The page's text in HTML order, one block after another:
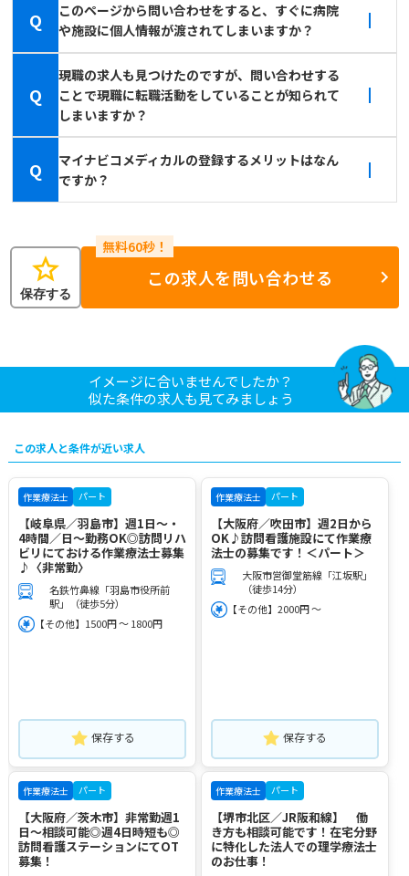
Q
このページから問い合わせをすると、すぐに病院
や施設に個人情報が渡されてしまいますか？
Q
現職の求人も見つけたのですが、問い合わせする
ことで現職に転職活動をしていることが知られて
しまいますか？
Q
マイナビコメディカルの登録するメリットはなん
ですか？
star
保存する
この求人を問い合わせる
イメージに合いませんでしたか？
似た条件の求人も見てみましょう
この求人と条件が近い求人
作業療法士 パート
【岐阜県／羽島市】週1日～・
4時間／日～勤務OK◎訪問リハ
ビリにておける作業療法士募集
♪〈非常勤〉
名鉄竹鼻線「羽島市役所前
駅」（徒歩5分）
【その他】1500円 ～ 1800円
保存する
作業療法士 パート
【大阪府／吹田市】週2日から
OK♪訪問看護施設にて作業療
法士の募集です！＜パート＞
大阪市営御堂筋線「江坂駅」
（徒歩14分）
【その他】2000円 ～
保存する
作業療法士 パート
【大阪府／茨木市】非常勤週1
日～相談可能◎週4日時短も◎
訪問看護ステーションにてOT
募集！
作業療法士 パート
【堺市北区／JR阪和線】 働
き方も相談可能です！在宅分野
に特化した法人での理学療法士
のお仕事！